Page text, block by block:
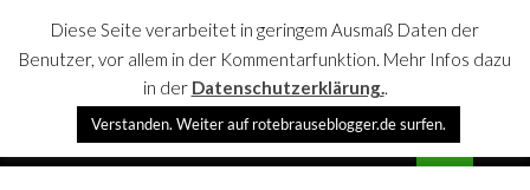
rotebrauseblogger
SPRINGE
Diese Seite verarbeitet in geringem Ausmaß Daten der
Benutzer, vor allem in der Kommentarfunktion. Mehr Infos dazu
in der Datenschutzerklärung..
Verstanden. Weiter auf rotebrauseblogger.de surfen.